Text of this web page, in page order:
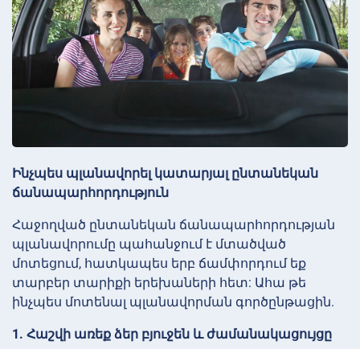
Ինչպես պլանավորել կատարյալ ընտանեկան
ճանապարհորդություն
Հաջողված ընտանեկան ճանապարհորդության
պլանավորումը պահանջում է մտածված
մոտեցում, հատկապես երբ ճամփորդում եք
տարբեր տարիքի երեխաների հետ: Ահա թե
ինչպես մոտենալ պլանավորման գործընթացին.
1. Հաշվի առեք ձեր բյուջեն և ժամանակացույցը